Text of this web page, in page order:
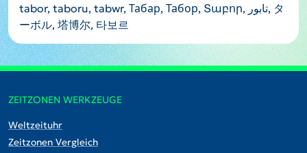
tabor, taboru, tabwr, Табар, Табор, Տաբոր, تابور, タ
ーボル, 塔博尔, 타보르
ZEITZONEN WERKZEUGE
Weltzeituhr
Zeitzonen Vergleich